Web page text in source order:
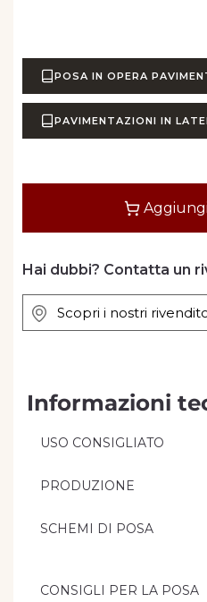
POSA IN OPERA
PAVIMENTAZIONI IN
Hai dubbi? Contatta un
Scopri i nostri
Informazioni
USO CONSIGLIATO
PRODUZIONE
SCHEMI DI POSA
CONSIGLI PER LA POSA